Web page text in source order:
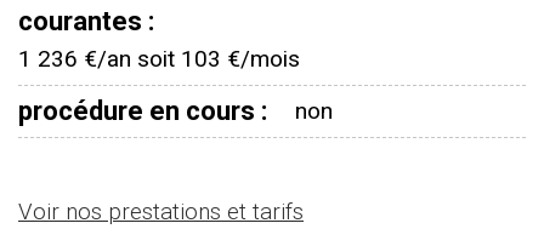
courantes :
1 236 €/an soit 103 €/mois
procédure en cours : non
Voir nos prestations et tarifs